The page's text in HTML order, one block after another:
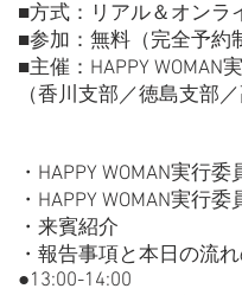
■方式：リアル＆オンラ
■参加：無料（完全予約
■主催：HAPPY
（香川支部／徳島支部
・HAPPY WOMAN実
・HAPPY WOMAN実行
・来賓紹介
・報告事項と本日の流
●13:00-14:00